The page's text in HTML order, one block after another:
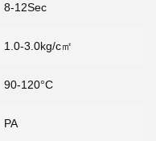
8-12Sec
1.0-3.0kg/c㎡
90-120°C
PA